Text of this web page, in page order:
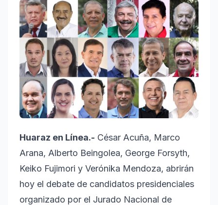
Huaraz en Línea.- César Acuña, Marco
Arana, Alberto Beingolea, George Forsyth,
Keiko Fujimori y Verónika Mendoza, abrirán
hoy el debate de candidatos presidenciales
organizado por el Jurado Nacional de